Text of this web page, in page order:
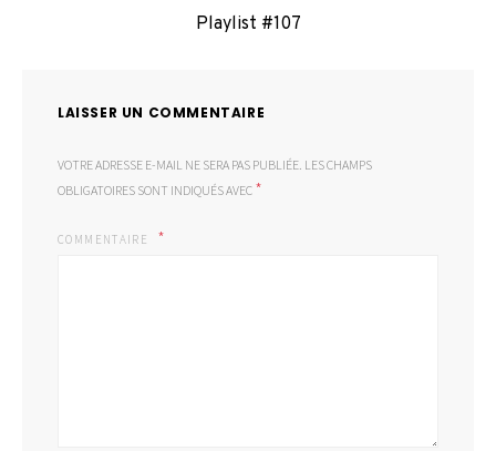
Playlist #107
LAISSER UN COMMENTAIRE
VOTRE ADRESSE E-MAIL NE SERA PAS PUBLIÉE. LES CHAMPS
OBLIGATOIRES SONT INDIQUÉS AVEC *
COMMENTAIRE